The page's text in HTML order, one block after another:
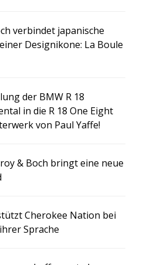
verbindet japanische
Designikone: La Boule
der BMW R 18
in die R 18 One Eight
von Paul Yaffe!
& Boch bringt eine neue
Cherokee Nation bei
Sprache